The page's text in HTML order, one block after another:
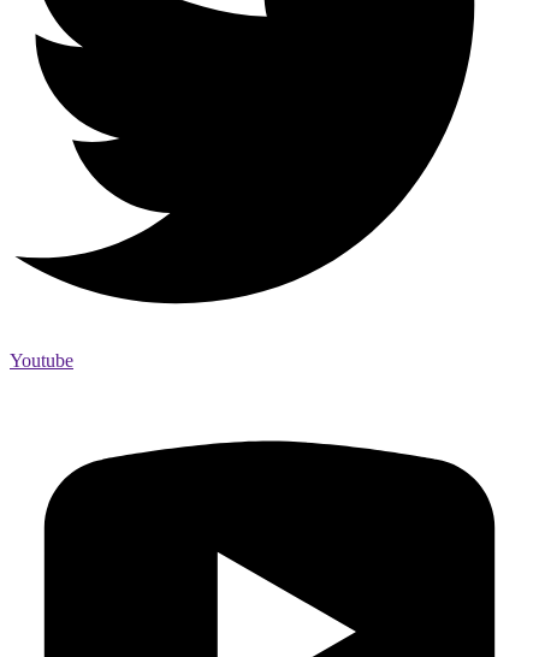
Youtube